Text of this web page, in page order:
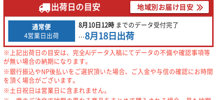
出荷日の目安 地域別お届け目安
通常便
4営業日出荷
8月10日12時までのデータ受付完了
…8月18日出荷
※上記出荷日の目安は、完全Aiデータ入稿にてデータの不備や確認事項等
が無い場合の納期になります。
※銀行振込やNP後払いをご選択頂いた場合、ご入金や与信の確認にお時間
を頂く場合がございます。
※土日祝日は営業日に含まれません。